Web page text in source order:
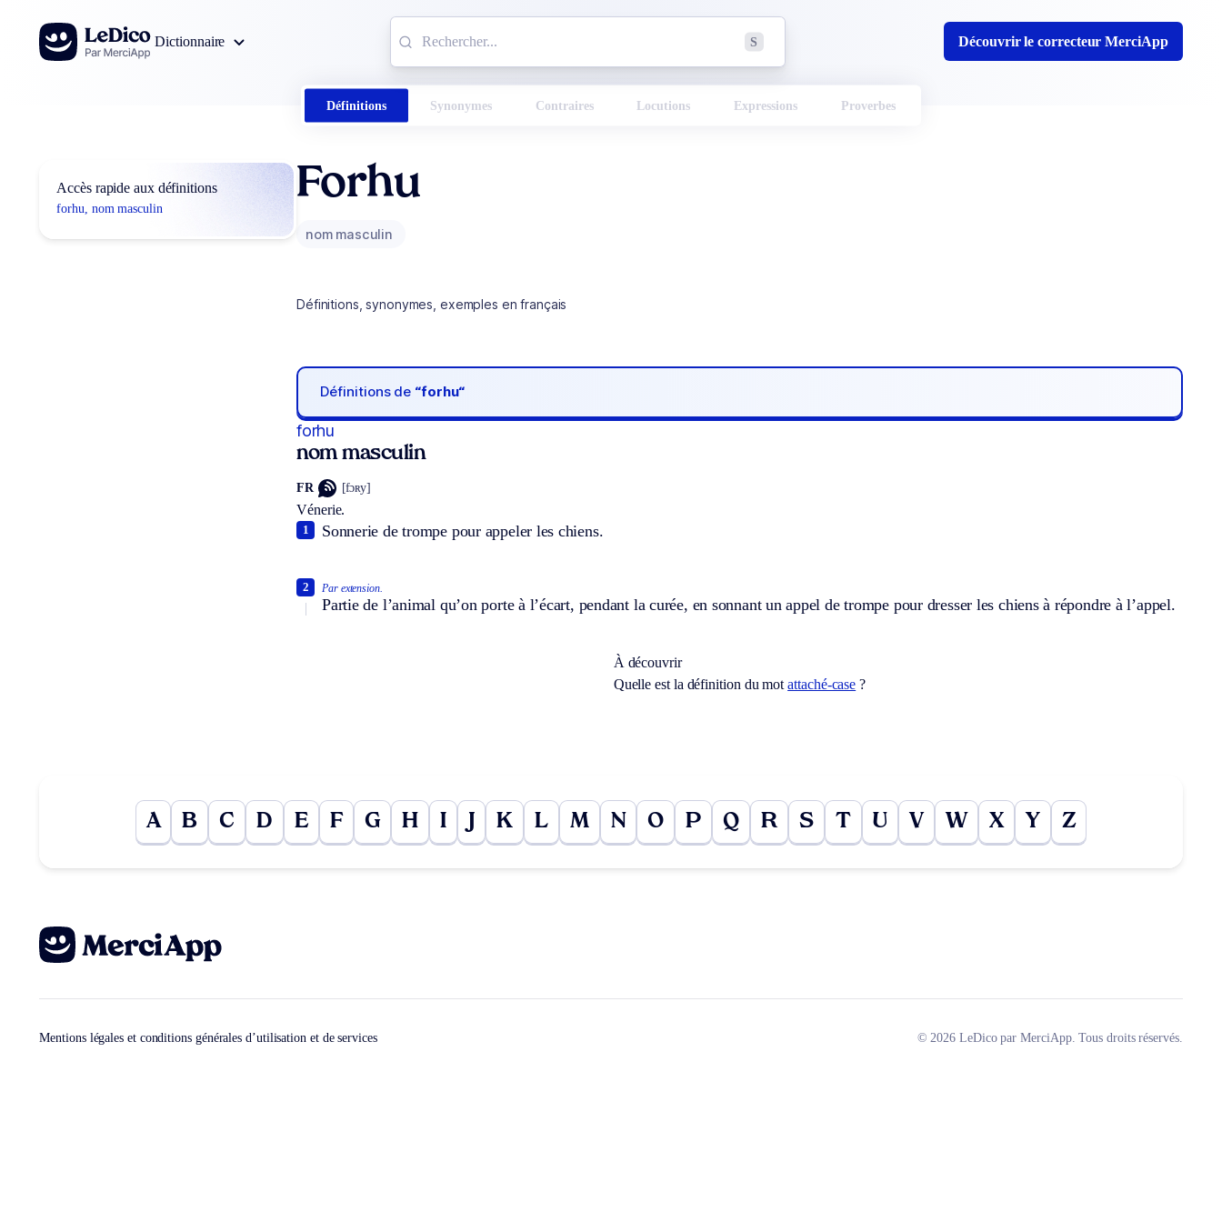
Aller au contenu
Dictionnaire
S Découvrir le correcteur MerciApp
Définitions Synonymes Contraires Locutions Expressions Proverbes
Accès rapide aux définitions
forhu, nom masculin
Forhu
nom masculin
Définitions, synonymes, exemples en français
Définitions de “forhu“
forhu
nom masculin
FR [fɔʀy]
Vénerie.
Sonnerie de trompe pour appeler les chiens.
1
Par extension.
Partie de l’animal qu’on porte à l’écart, pendant la curée, en sonnant un appel de trompe pour dresser les chiens à répondre à l’appel.
2
À découvrir
Quelle est la définition du motattaché-case ?
A B C D E F G H I K L M N O P Q R S T U V W X Y Z
Mentions légales et conditions générales d’utilisation et de services © 2026 LeDico par MerciApp. Tous droits réservés.